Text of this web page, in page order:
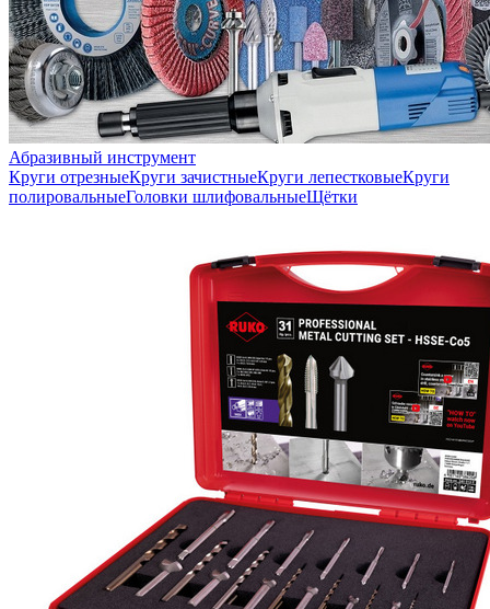
Абразивный инструмент
Круги отрезныеКруги зачистныеКруги лепестковыеКруги
полировальныеГоловки шлифовальныеЩётки